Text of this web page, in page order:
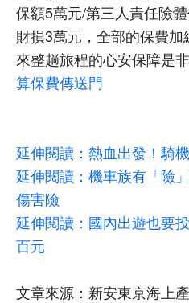
保額5萬元/第三人責任險
財損3萬元，全部的保費加
來整趟旅程的心安保障是
算保費傳送門
延伸閱讀：熱血出發！騎
延伸閱讀：機車族有「險
傷害險
延伸閱讀：國內出遊也要
百元
文章來源：新安東京海上